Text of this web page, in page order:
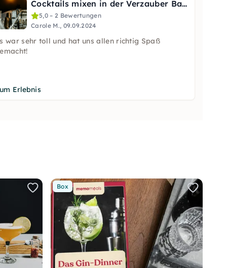
Cocktails mixen in der Verzauber Bar in Trier
5,0 – 2 Bewertungen
Carole M., 09.09.2024
war sehr toll und hat uns allen richtig Spaß
Erlebnis
Box